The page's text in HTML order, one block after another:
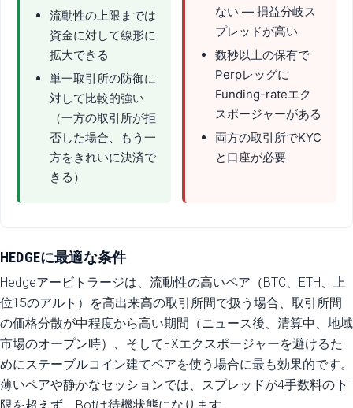
流動性の上限までは
資金に対して線形に
拡大できる
単一取引所の防御に
対して比較的強い
（一方の取引所が拒
否した場合、もう一
方をきれいに決済で
きる）
ない — 損益分岐ス
プレッドが高い
数秒以上の保有で
Perpレッグに
Funding-rateエク
スポージャーがある
両方の取引所でKYC
と口座が必要
HEDGEに最適な条件
Hedgeアービトラージは、流動性の高いペア（BTC、ETH、上
位15のアルト）を高出来高の取引所間で扱う場合、取引所間
の価格分散が中程度から高い期間（ニュース後、清算中、地域
市場のオープン時）、そしてFXエクスポージャーを避けるた
めにステーブルコイン建てペアを使う場合に最も効果的です。
薄いペアや静かなセッションでは、スプレッドが4手数料の下